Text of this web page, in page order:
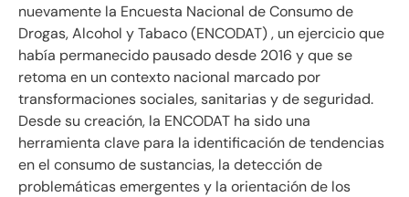
nuevamente la Encuesta Nacional de Consumo de
Drogas, Alcohol y Tabaco (ENCODAT), un ejercicio que
había permanecido pausado desde 2016 y que se
retoma en un contexto nacional marcado por
transformaciones sociales, sanitarias y de seguridad.
Desde su creación, la ENCODAT ha sido una
herramienta clave para la identificación de tendencias
en el consumo de sustancias, la detección de
problemáticas emergentes y la orientación de los